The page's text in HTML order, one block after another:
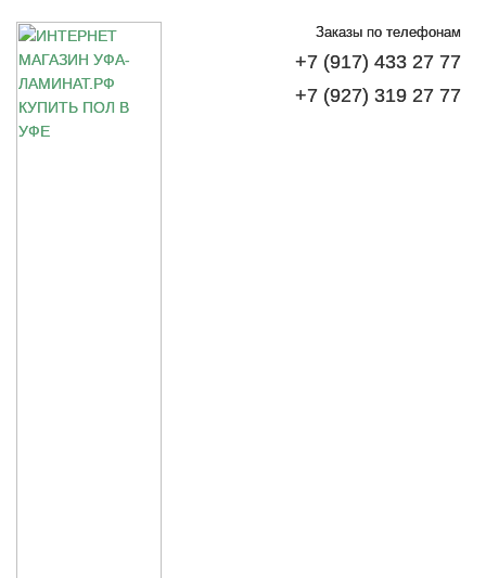
Заказы по телефонам
+7 (917) 433 27 77
+7 (927) 319 27 77